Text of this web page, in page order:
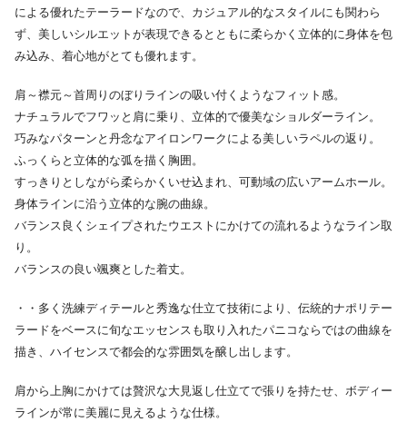
による優れたテーラードなので、カジュアル的なスタイルにも関わら
ず、美しいシルエットが表現できるとともに柔らかく立体的に身体を包
み込み、着心地がとても優れます。
肩～襟元～首周りのぼりラインの吸い付くようなフィット感。
ナチュラルでフワッと肩に乗り、立体的で優美なショルダーライン。
巧みなパターンと丹念なアイロンワークによる美しいラペルの返り。
ふっくらと立体的な弧を描く胸囲。
すっきりとしながら柔らかくいせ込まれ、可動域の広いアームホール。
身体ラインに沿う立体的な腕の曲線。
バランス良くシェイプされたウエストにかけての流れるようなライン取
り。
バランスの良い颯爽とした着丈。
・・多く洗練ディテールと秀逸な仕立て技術により、伝統的ナポリテー
ラードをベースに旬なエッセンスも取り入れたパニコならではの曲線を
描き、ハイセンスで都会的な雰囲気を醸し出します。
肩から上胸にかけては贅沢な大見返し仕立てで張りを持たせ、ボディー
ラインが常に美麗に見えるような仕様。